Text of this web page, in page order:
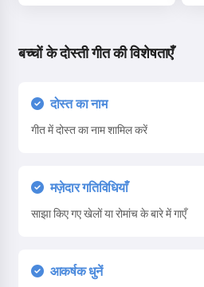
बच्चों के दोस्ती गीत की विशेषताएँ
दोस्त का नाम
गीत में दोस्त का नाम शामिल करें
मज़ेदार गतिविधियाँ
साझा किए गए खेलों या रोमांच के बारे में गाएँ
आकर्षक धुनें